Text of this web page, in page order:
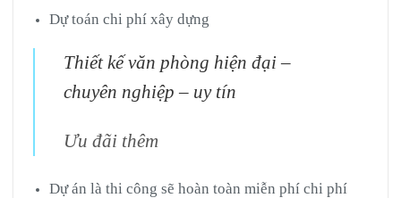
Dự toán chi phí xây dựng
Thiết kế văn phòng hiện đại –
chuyên nghiệp – uy tín
Ưu đãi thêm
Dự án là thi công sẽ hoàn toàn miễn phí chi phí